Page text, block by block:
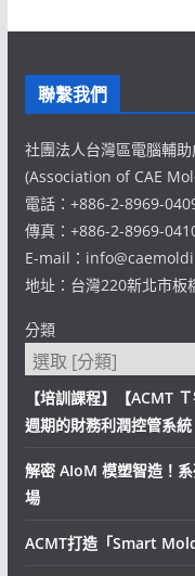
聯繫我們
社團法人台灣區電腦輔
(Association of CAE
電話：+886-2-8969-
傳真：+886-2-8969-
E-mail：
地址：台灣220新北市板
分類
【培訓課程】【ACMT
週期的財務利潤控管系統
解密 AIoM 模塑智造！
場
ACMT打造「Smart